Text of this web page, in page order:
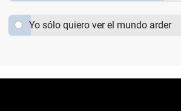
Yo sólo quiero ver el mundo arder